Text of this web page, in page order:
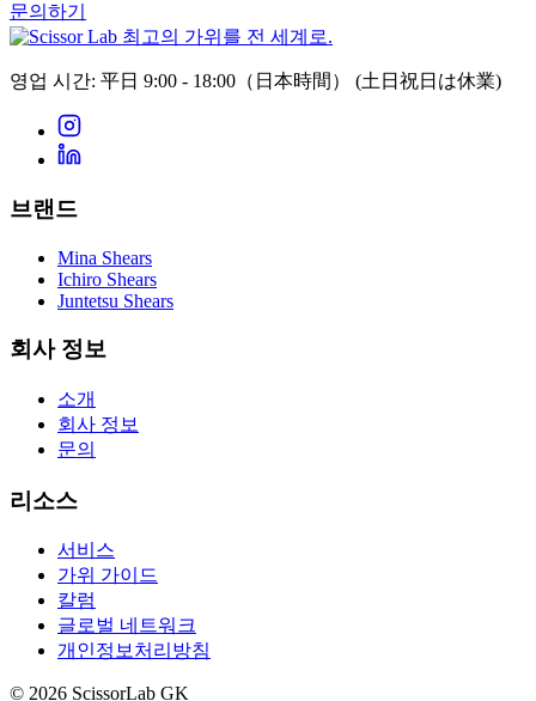
문의하기
최고의 가위를 전 세계로.
영업 시간: 平日 9:00 - 18:00（日本時間） (土日祝日は休業)
브랜드
Mina Shears
Ichiro Shears
Juntetsu Shears
회사 정보
소개
회사 정보
문의
리소스
서비스
가위 가이드
칼럼
글로벌 네트워크
개인정보처리방침
© 2026 ScissorLab GK